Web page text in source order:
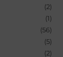
(2)
(1)
(56)
(5)
(2)